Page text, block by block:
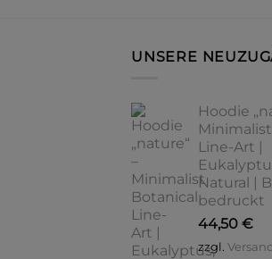
Die
auf
der
UNSERE
Hoodie
Line-Art |
Natural |
bedruckt
44,50 €
zzgl.